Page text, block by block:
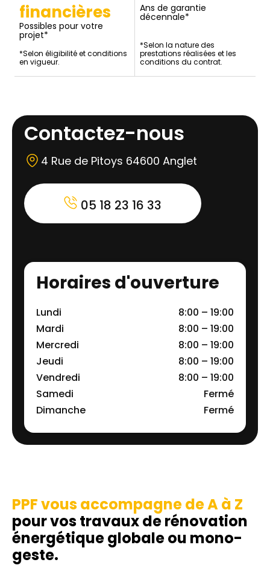
financières
Possibles pour votre
projet*
*Selon éligibilité et conditions
en vigueur.
Ans de garantie
décennale*
*Selon la nature des
prestations réalisées et les
conditions du contrat.
Contactez-nous
4 Rue de Pitoys 64600 Anglet
05 18 23 16 33
Horaires d'ouverture
Lundi
8:00 – 19:00
Mardi
8:00 – 19:00
Mercredi
8:00 – 19:00
Jeudi
8:00 – 19:00
Vendredi
8:00 – 19:00
Samedi
Fermé
Dimanche
Fermé
PPF vous accompagne de A à Z
pour vos travaux de rénovation
énergétique globale ou mono-
geste.